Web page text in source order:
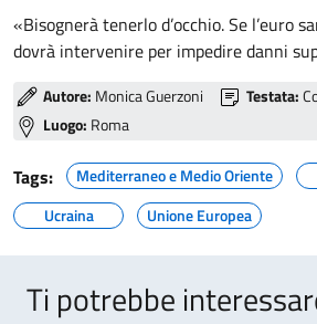
«Bisognerà tenerlo d’occhio. Se l’euro
dovrà intervenire per impedire danni
Autore: Monica Guerzoni Testata:
Luogo: Roma
Tags: Mediterraneo e Medio Oriente
Ucraina
Unione Europea
Ti potrebbe